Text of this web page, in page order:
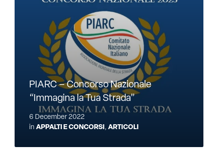
PIARC – Concorso Nazionale
“Immagina la Tua Strada”
6 December 2022
in APPALTI E CONCORSI, ARTICOLI